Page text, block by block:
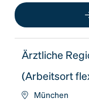
Ärztliche
(Arbeitsort
München